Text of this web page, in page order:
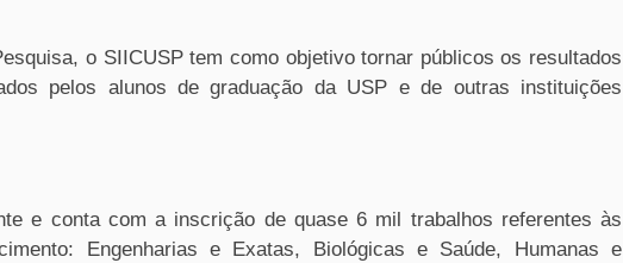
o SIICUSP tem como objetivo tornar públicos os resultados
pelos alunos de graduação da USP e de outras instituições
e conta com a inscrição de quase 6 mil trabalhos referentes às
Engenharias e Exatas, Biológicas e Saúde, Humanas e